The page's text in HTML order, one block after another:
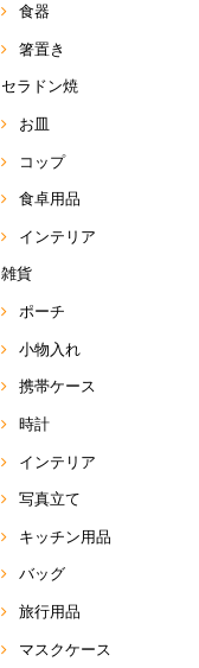
食器
箸置き
セラドン焼
お皿
コップ
食卓用品
インテリア
雑貨
ポーチ
小物入れ
携帯ケース
時計
インテリア
写真立て
キッチン用品
バッグ
旅行用品
マスクケース